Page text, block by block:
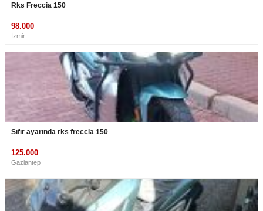
Rks Freccia 150
98.000
İzmir
Sıfır ayarında rks freccia 150
125.000
Gaziantep